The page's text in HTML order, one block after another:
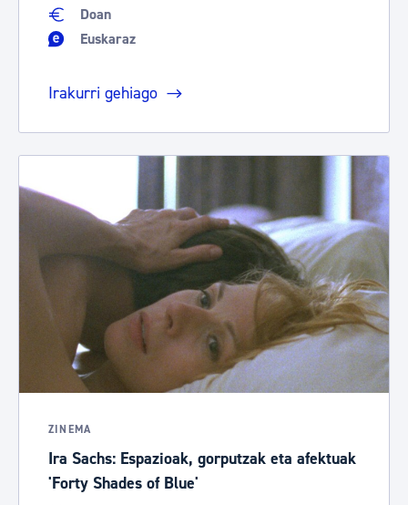
Doan
Euskaraz
Irakurri gehiago
ZINEMA
Ira Sachs: Espazioak, gorputzak eta afektuak
'Forty Shades of Blue'